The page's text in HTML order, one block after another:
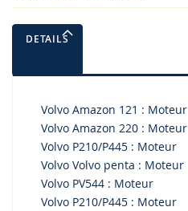
DETAILS
Volvo Amazon 121 : Moteur
Volvo Amazon 220 : Moteur
Volvo P210/P445 : Moteur
Volvo Volvo penta : Moteur
Volvo PV544 : Moteur
Volvo P210/P445 : Moteur